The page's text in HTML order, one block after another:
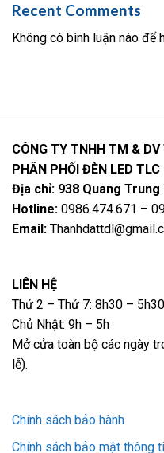
Recent Comments
Không có bình luận nào để
CÔNG TY TNHH TM &
PHÂN PHỐI ĐÈN LED TLC
Địa chỉ: 938 Quang Trung
Hotline: 0986.474.671 –
Email:
LIÊN HỆ
Thứ 2 – Thứ 7: 8h30 – 5h30
Chủ Nhật: 9h – 5h
Mở cửa toàn bộ các ngày
lễ).
Chính sách bảo hành
Chính sách bảo mật thông